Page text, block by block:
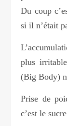
Du coup
si il n’était
plus
(Big Body)
Prise de
c’est le